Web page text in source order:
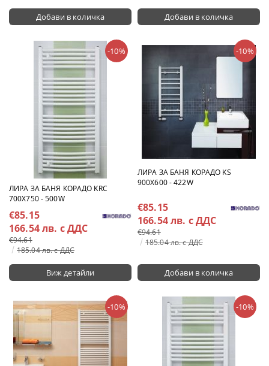
ЛИРА ЗА БАНЯ КОРАДО KRC
700X750 - 500W
-10%
€85.15
166.54 лв. с ДДС
€94.61
185.04 лв. с ДДС
Виж детайли
ЛИРА ЗА БАНЯ КОРАДО KS
900X600 - 422W
-10%
€85.15
166.54 лв. с ДДС
€94.61
185.04 лв. с ДДС
-10% -10%